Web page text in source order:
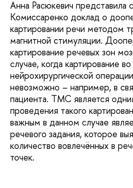
Анна Расюкевич представила
Комиссаренко доклад о
картировании речи методом
магнитной стимуляции.
картирование речевых зон
случае, когда картирование
нейрохирургической
невозможно – например, в
пациента. ТМС является
проведения такого
важным в данном случае
речевого задания, которое
количество вовлечённых в
точек.